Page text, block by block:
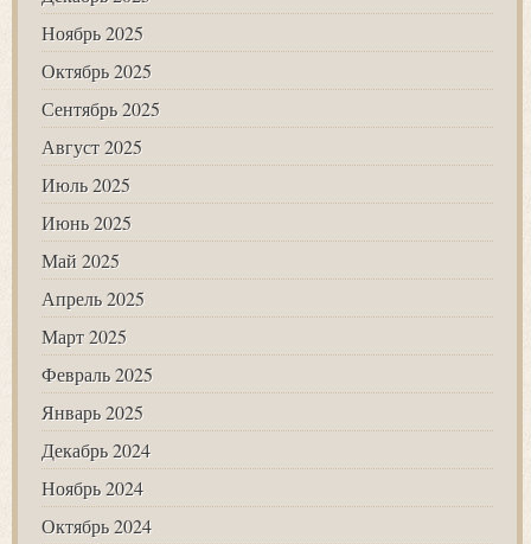
Ноябрь 2025
Октябрь 2025
Сентябрь 2025
Август 2025
Июль 2025
Июнь 2025
Май 2025
Апрель 2025
Март 2025
Февраль 2025
Январь 2025
Декабрь 2024
Ноябрь 2024
Октябрь 2024